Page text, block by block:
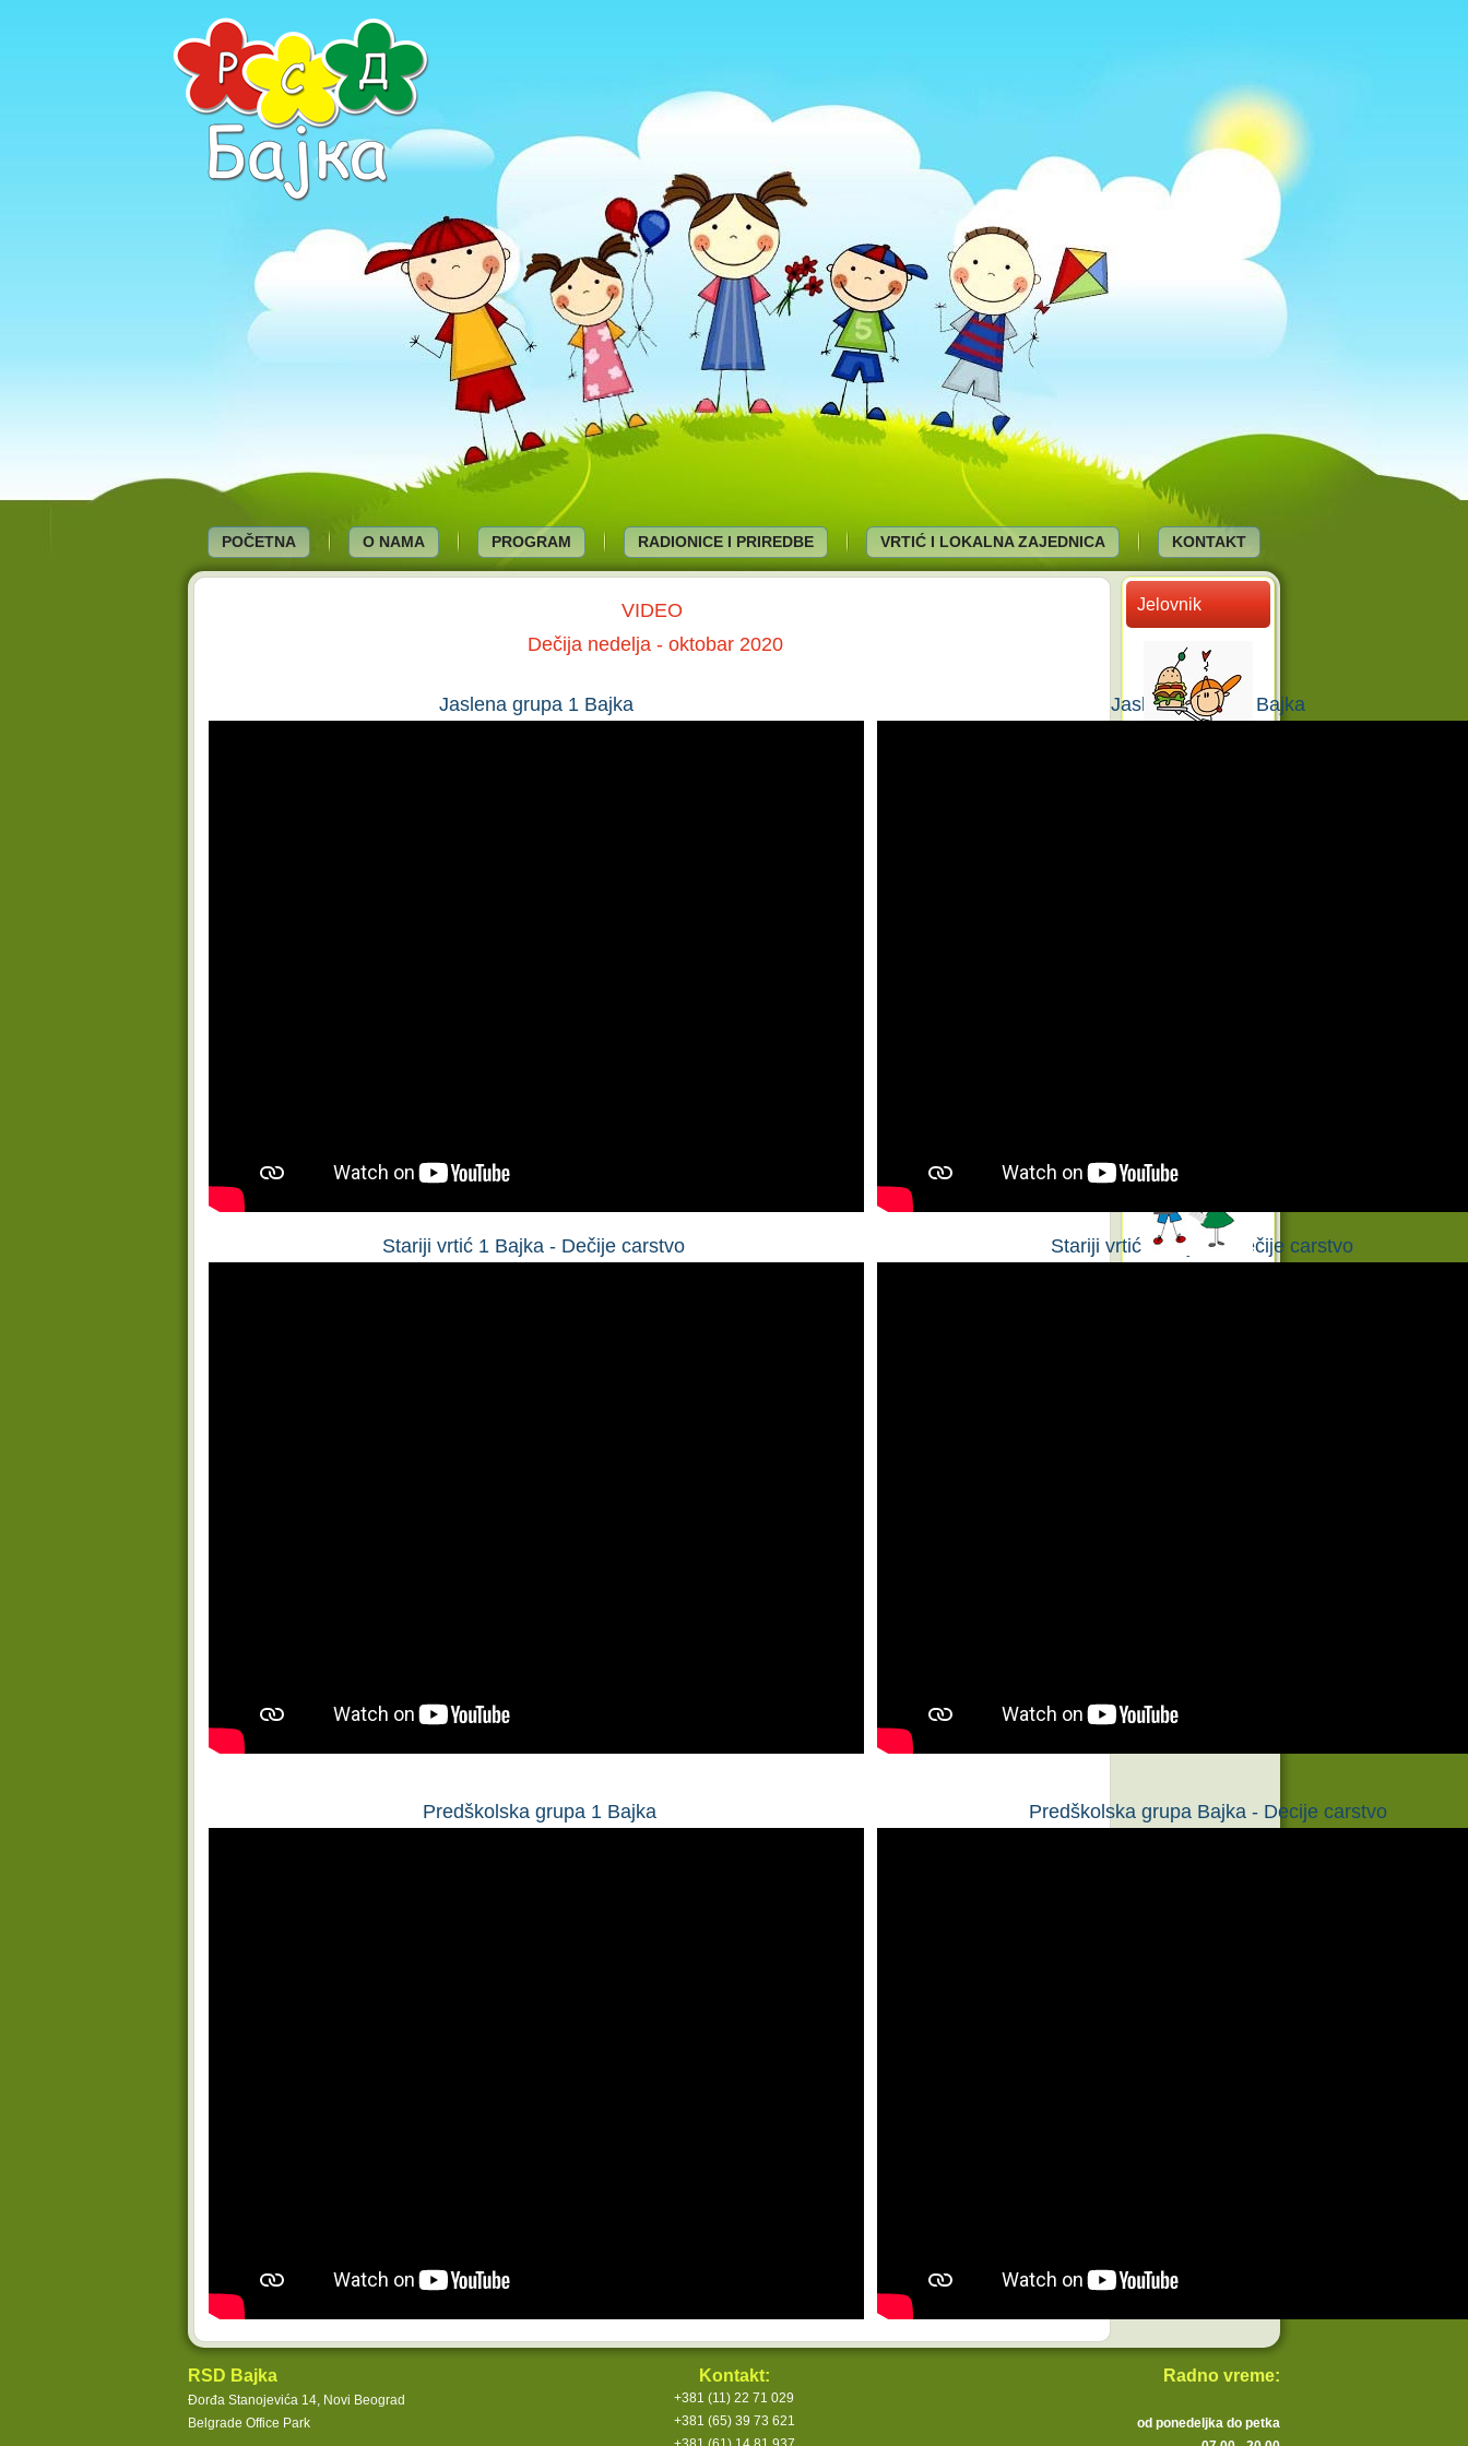
POČETNA O NAMA PROGRAM RADIONICE I PRIREDBE VRTIĆ I LOKALNA ZAJEDNICA KONTAKT
VIDEO
Dečija nedelja - oktobar 2020
Jaslena grupa 1 Bajka Jaslena grupa 2 Bajka
Stariji vrtić 1 Bajka - Dečije carstvo Stariji vrtić 2 Bajka - Dečije carstvo
Predškolska grupa 1 Bajka Predškolska grupa Bajka - Decije carstvo
Jelovnik
RSD Bajka
Đorđa Stanojevića 14, Novi Beograd
Belgrade Office Park
Kontakt:
+381 (11) 22 71 029
+381 (65) 39 73 621
Radno vreme:
od ponedeljka do petka